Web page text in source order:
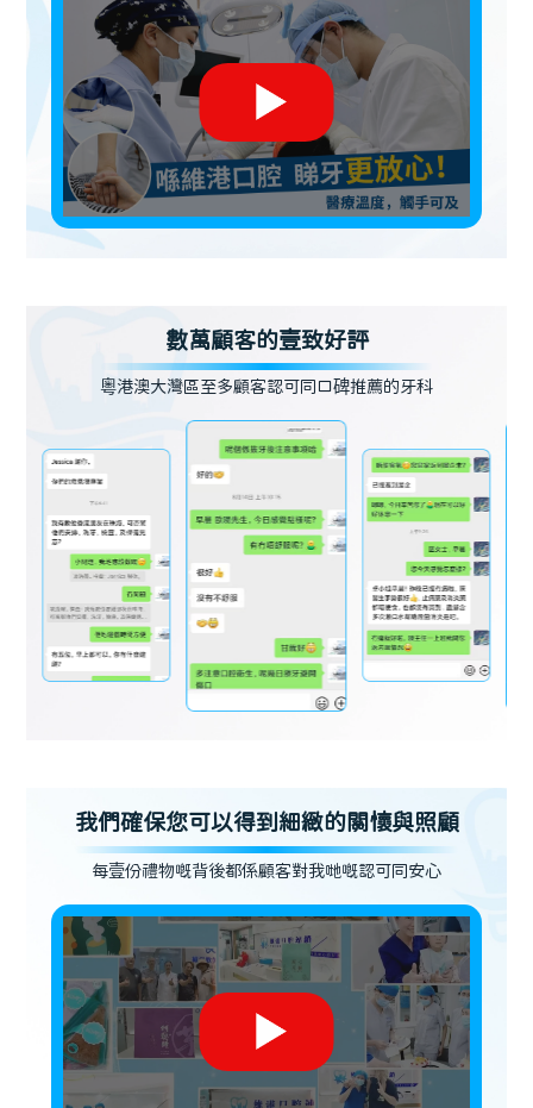
數萬顧客的壹致好評
粵港澳大灣區至多顧客認可同口碑推薦的牙科
我們確保您可以得到細緻的關懷與照顧
每壹份禮物嘅背後都係顧客對我哋嘅認可同安心